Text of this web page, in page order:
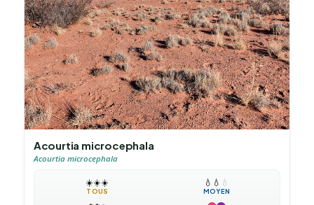
Acourtia microcephala
Acourtia microcephala
☀️☀️☀️
TOUS
💧 💧 💧
MOYEN